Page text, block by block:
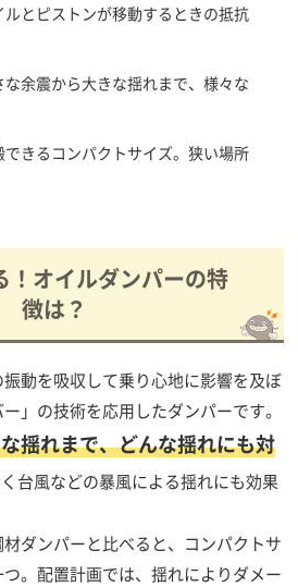
とピストンが移動するときの抵抗
余震から大きな揺れまで、様々な
きるコンパクトサイズ。狭い場所
！オイルダンパーの特
徴は？
動を吸収して乗り心地に影響を及ぼ
」の技術を応用したダンパーです。
揺れまで、どんな揺れにも対
台風などの暴風による揺れにも効果
ダンパーと比べると、コンパクトサ
。配置計画では、揺れによりダメー